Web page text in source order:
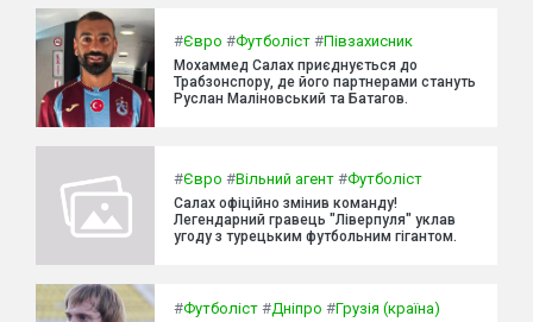
#Євро #Футболіст #Півзахисник
Мохаммед Салах приєднується до
Трабзонспору, де його партнерами стануть
Руслан Маліновський та Батагов.
#Євро #Вільний агент #Футболіст
Салах офіційно змінив команду!
Легендарний гравець "Ліверпуля" уклав
угоду з турецьким футбольним гігантом.
#Футболіст #Дніпро #Грузія (країна)